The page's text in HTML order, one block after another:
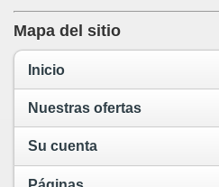
Mapa del sitio
Inicio
Nuestras ofertas
Su cuenta